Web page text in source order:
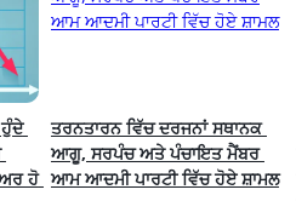
ਹੋ
ਤਰਨਤਾਰਨ ਵਿੱਚ ਦਰਜਨਾਂ ਸਥਾਨਕ
ਆਗੂ, ਸਰਪੰਚ ਅਤੇ ਪੰਚਾਇਤ ਮੈਂਬਰ
ਆਮ ਆਦਮੀ ਪਾਰਟੀ ਵਿੱਚ ਹੋਏ ਸ਼ਾਮਲ